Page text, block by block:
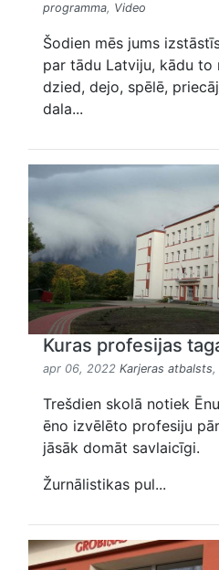
programma, Video
Šodien mēs jums
par tādu Latviju, kādu to
dzied, dejo, spēlē,
dala...
Kuras profesijas
apr 06, 2022 Karjeras atbalsts,
Trešdien skolā notiek
ēno izvēlēto profesiju
jāsāk domāt savlaicīgi.
Žurnālistikas pul...